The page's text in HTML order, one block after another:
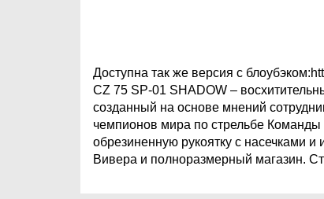
Доступна так же версия с блоубэком:
CZ 75 SP-01 SHADOW –
созданный на основе мнений
чемпионов мира по стрельбе Команды
обрезиненную рукоятку с насечками
Вивера и полноразмерный магазин.